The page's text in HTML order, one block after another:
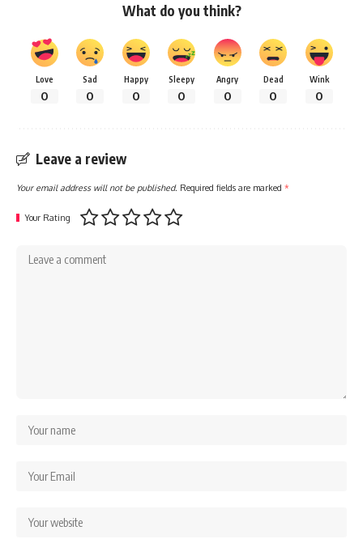
What do you think?
Love
0
Sad
0
Happy
0
Sleepy
0
Angry
0
Dead
0
Wink
0
Leave a review
Your email address will not be published. Required fields are marked *
Your Rating